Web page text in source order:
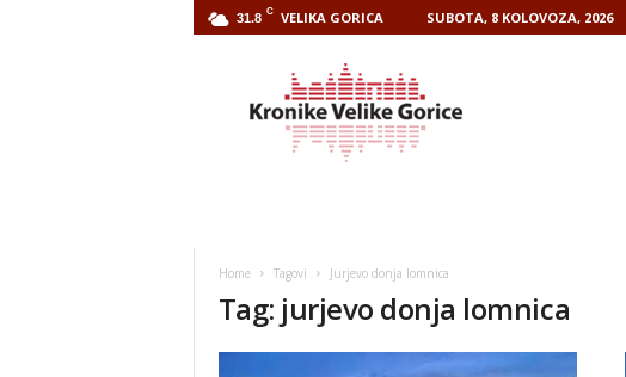
31.8 C VELIKA GORICA SUBOTA, 8 KOLOVOZA, 2026
Home Tagovi Jurjevo donja lomnica
Tag: jurjevo donja lomnica